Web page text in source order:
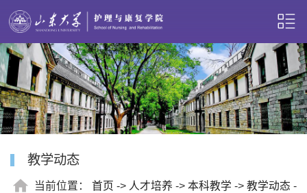
教学动态
当前位置： 首页 -> 人才培养 -> 本科教学 -> 教学动态 -